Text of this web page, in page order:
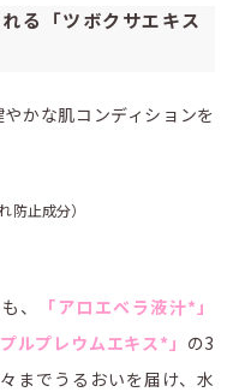
る「ツボクサエキス
かな肌コンディションを
防止成分）
、
「アロエベラ液汁*」
ルプレウムエキス*」 の3
までうるおいを届け、水